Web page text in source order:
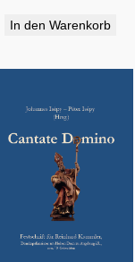
In den Warenkorb